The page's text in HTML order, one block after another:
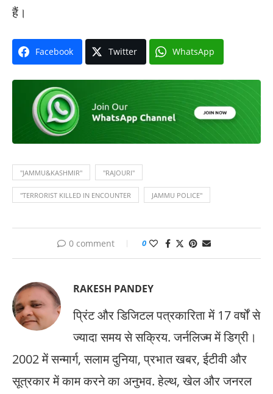
हैं।
Facebook Twitter WhatsApp
"JAMMU&KASHMIR" "RAJOURI"
"TERRORIST KILLED IN ENCOUNTER JAMMU POLICE"
0 comment 0
RAKESH PANDEY
प्रिंट और डिजिटल पत्रकारिता में 17 वर्षों से
ज्यादा समय से सक्रिय. जर्नलिज्म में डिग्री।
2002 में सन्मार्ग, सलाम दुनिया, प्रभात खबर, ईटीवी और
सूत्रकार में काम करने का अनुभव. हेल्थ, खेल और जनरल